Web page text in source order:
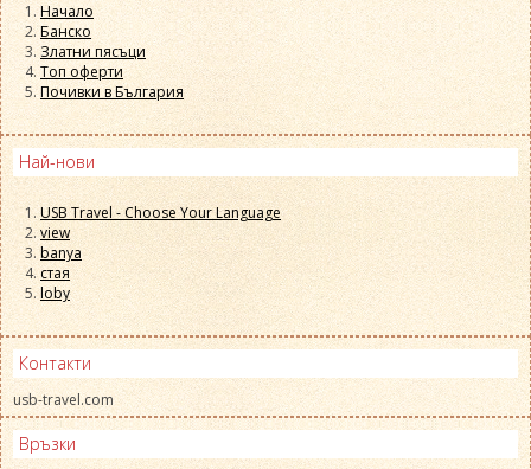
Начало
Банско
Златни пясъци
Топ оферти
Почивки в България
Най-нови
USB Travel - Choose Your Language
view
banya
стая
loby
Контакти
usb-travel.com
Връзки